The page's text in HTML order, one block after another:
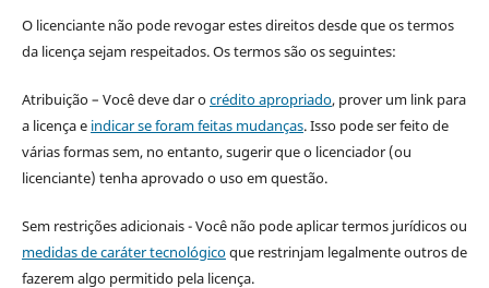
O licenciante não pode revogar estes direitos desde que os termos
da licença sejam respeitados. Os termos são os seguintes:
Atribuição – Você deve dar ocrédito apropriado, prover um link para
a licença e indicar se foram feitas mudanças. Isso pode ser feito de
várias formas sem, no entanto, sugerir que o licenciador (ou
licenciante) tenha aprovado o uso em questão.
Sem restrições adicionais - Você não pode aplicar termos jurídicos ou
medidas de caráter tecnológicoque restrinjam legalmente outros de
fazerem algo permitido pela licença.